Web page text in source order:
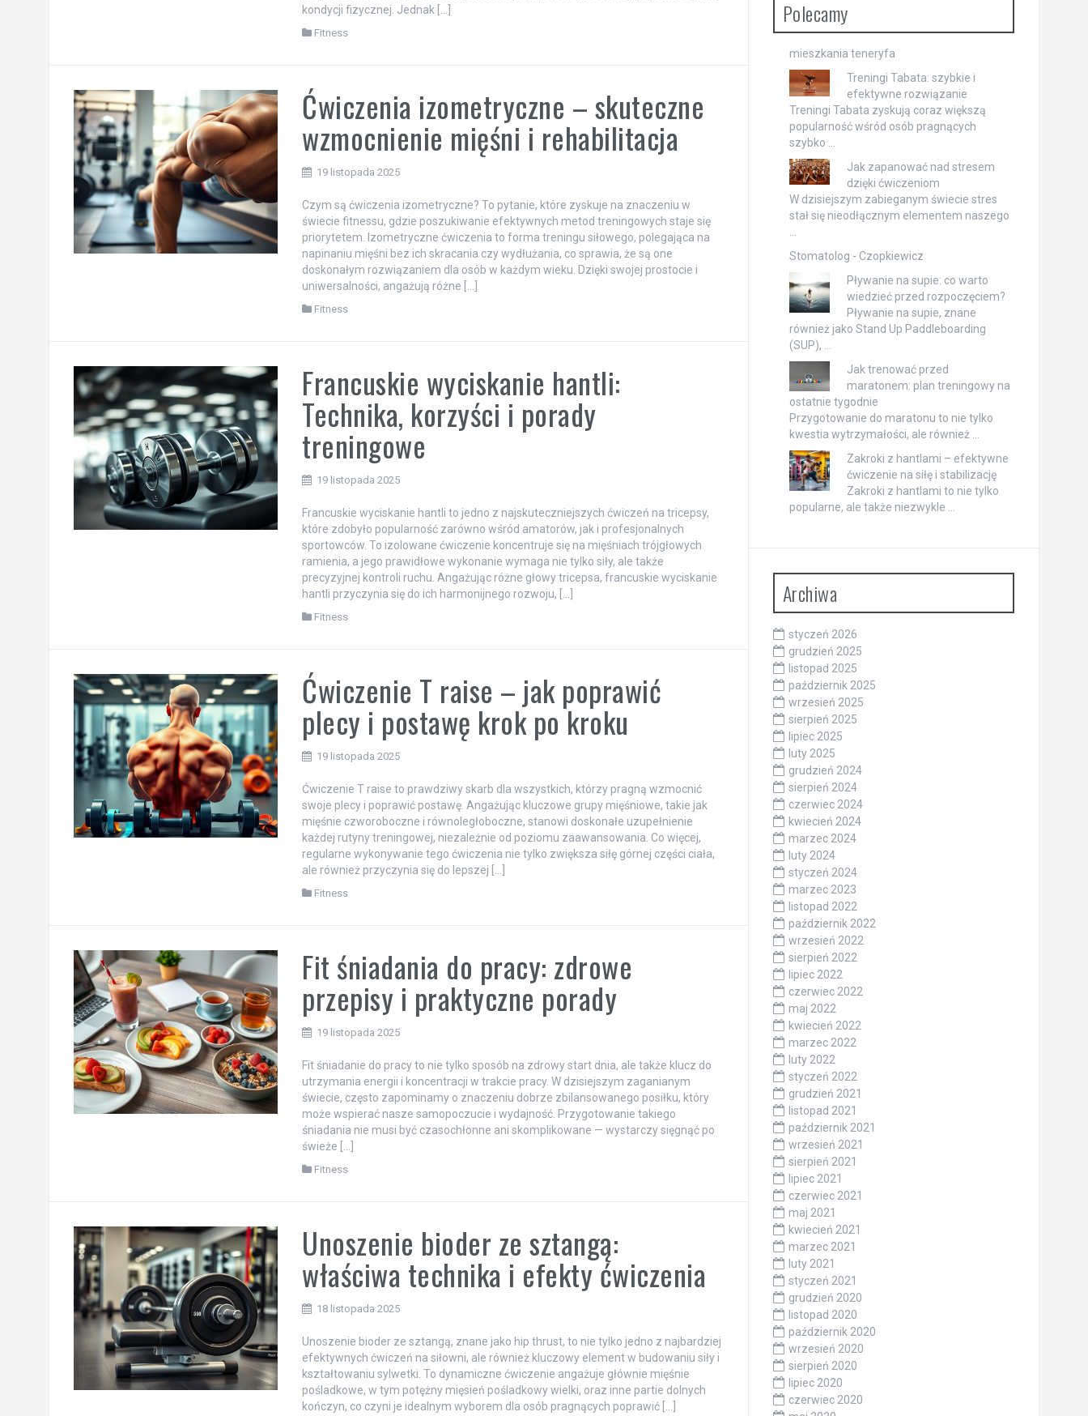
kondycji fizycznej. Jednak […]
Fitness
Ćwiczenia izometryczne – skuteczne
wzmocnienie mięśni i rehabilitacja
19 listopada 2025
Czym są ćwiczenia izometryczne? To pytanie, które zyskuje na znaczeniu w
świecie fitnessu, gdzie poszukiwanie efektywnych metod treningowych staje się
priorytetem. Izometryczne ćwiczenia to forma treningu siłowego, polegająca na
napinaniu mięśni bez ich skracania czy wydłużania, co sprawia, że są one
doskonałym rozwiązaniem dla osób w każdym wieku. Dzięki swojej prostocie i
uniwersalności, angażują różne […]
Fitness
Francuskie wyciskanie hantli:
Technika, korzyści i porady
treningowe
19 listopada 2025
Francuskie wyciskanie hantli to jedno z najskuteczniejszych ćwiczeń na tricepsy,
które zdobyło popularność zarówno wśród amatorów, jak i profesjonalnych
sportowców. To izolowane ćwiczenie koncentruje się na mięśniach trójgłowych
ramienia, a jego prawidłowe wykonanie wymaga nie tylko siły, ale także
precyzyjnej kontroli ruchu. Angażując różne głowy tricepsa, francuskie wyciskanie
hantli przyczynia się do ich harmonijnego rozwoju, […]
Fitness
Ćwiczenie T raise – jak poprawić
plecy i postawę krok po kroku
19 listopada 2025
Ćwiczenie T raise to prawdziwy skarb dla wszystkich, którzy pragną wzmocnić
swoje plecy i poprawić postawę. Angażując kluczowe grupy mięśniowe, takie jak
mięśnie czworoboczne i równoległoboczne, stanowi doskonałe uzupełnienie
każdej rutyny treningowej, niezależnie od poziomu zaawansowania. Co więcej,
regularne wykonywanie tego ćwiczenia nie tylko zwiększa siłę górnej części ciała,
ale również przyczynia się do lepszej […]
Fitness
Fit śniadania do pracy: zdrowe
przepisy i praktyczne porady
19 listopada 2025
Fit śniadanie do pracy to nie tylko sposób na zdrowy start dnia, ale także klucz do
utrzymania energii i koncentracji w trakcie pracy. W dzisiejszym zaganianym
świecie, często zapominamy o znaczeniu dobrze zbilansowanego posiłku, który
może wspierać nasze samopoczucie i wydajność. Przygotowanie takiego
śniadania nie musi być czasochłonne ani skomplikowane — wystarczy sięgnąć po
świeże […]
Fitness
Unoszenie bioder ze sztangą:
właściwa technika i efekty ćwiczenia
18 listopada 2025
Unoszenie bioder ze sztangą, znane jako hip thrust, to nie tylko jedno z najbardziej
efektywnych ćwiczeń na siłowni, ale również kluczowy element w budowaniu siły i
kształtowaniu sylwetki. To dynamiczne ćwiczenie angażuje głównie mięśnie
pośladkowe, w tym potężny mięsień pośladkowy wielki, oraz inne partie dolnych
kończyn, co czyni je idealnym wyborem dla osób pragnących poprawić […]
Polecamy
mieszkania teneryfa
Treningi Tabata: szybkie i
efektywne rozwiązanie
Treningi Tabata zyskują coraz większą
popularność wśród osób pragnących
szybko …
Jak zapanować nad stresem
dzięki ćwiczeniom
W dzisiejszym zabieganym świecie stres
stał się nieodłącznym elementem naszego
Stomatolog - Czopkiewicz
Pływanie na supie: co warto
wiedzieć przed rozpoczęciem?
Pływanie na supie, znane
również jako Stand Up Paddleboarding
(SUP), …
Jak trenować przed
maratonem: plan treningowy na
ostatnie tygodnie
Przygotowanie do maratonu to nie tylko
kwestia wytrzymałości, ale również …
Zakroki z hantlami – efektywne
ćwiczenie na siłę i stabilizację
Zakroki z hantlami to nie tylko
popularne, ale także niezwykle …
Archiwa
styczeń 2026
grudzień 2025
listopad 2025
październik 2025
wrzesień 2025
sierpień 2025
lipiec 2025
luty 2025
grudzień 2024
sierpień 2024
czerwiec 2024
kwiecień 2024
marzec 2024
luty 2024
styczeń 2024
marzec 2023
listopad 2022
październik 2022
wrzesień 2022
sierpień 2022
lipiec 2022
czerwiec 2022
maj 2022
kwiecień 2022
marzec 2022
luty 2022
styczeń 2022
grudzień 2021
listopad 2021
październik 2021
wrzesień 2021
sierpień 2021
lipiec 2021
czerwiec 2021
maj 2021
kwiecień 2021
marzec 2021
luty 2021
styczeń 2021
grudzień 2020
listopad 2020
październik 2020
wrzesień 2020
sierpień 2020
lipiec 2020
czerwiec 2020